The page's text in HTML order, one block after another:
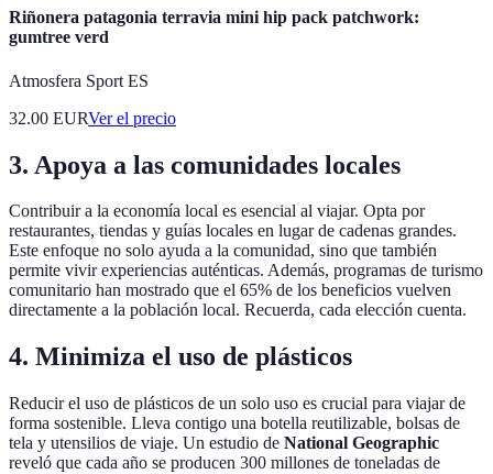
Riñonera patagonia terravia mini hip pack patchwork:
gumtree verd
Atmosfera Sport ES
32.00 EURVer el precio
3. Apoya a las comunidades locales
Contribuir a la economía local es esencial al viajar. Opta por
restaurantes, tiendas y guías locales en lugar de cadenas grandes.
Este enfoque no solo ayuda a la comunidad, sino que también
permite vivir experiencias auténticas. Además, programas de turismo
comunitario han mostrado que el 65% de los beneficios vuelven
directamente a la población local. Recuerda, cada elección cuenta.
4. Minimiza el uso de plásticos
Reducir el uso de plásticos de un solo uso es crucial para viajar de
forma sostenible. Lleva contigo una botella reutilizable, bolsas de
tela y utensilios de viaje. Un estudio de National Geographic
reveló que cada año se producen 300 millones de toneladas de